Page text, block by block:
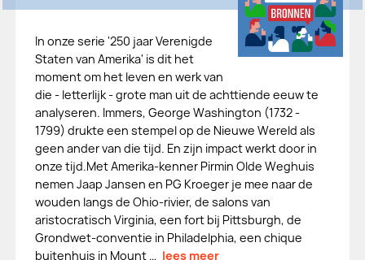
In onze serie '250 jaar Verenigde
Staten van Amerika' is dit het
moment om het leven en werk van
die - letterlijk - grote man uit de achttiende eeuw te
analyseren. Immers, George Washington (1732 -
1799) drukte een stempel op de Nieuwe Wereld als
geen ander van die tijd. En zijn impact werkt door in
onze tijd.Met Amerika-kenner Pirmin Olde Weghuis
nemen Jaap Jansen en PG Kroeger je mee naar de
wouden langs de Ohio-rivier, de salons van
aristocratisch Virginia, een fort bij Pittsburgh, de
Grondwet-conventie in Philadelphia, een chique
buitenhuis in Mount … lees meer